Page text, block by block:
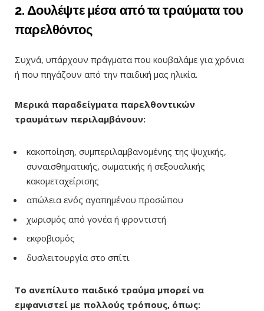
2. Δουλέψτε μέσα από τα τραύματα του
παρελθόντος
Συχνά, υπάρχουν πράγματα που κουβαλάμε για χρόνια
ή που πηγάζουν από την παιδική μας ηλικία.
Μερικά παραδείγματα παρελθοντικών
τραυμάτων περιλαμβάνουν:
κακοποίηση, συμπεριλαμβανομένης της ψυχικής,
συναισθηματικής, σωματικής ή σεξουαλικής
κακομεταχείρισης
απώλεια ενός αγαπημένου προσώπου
χωρισμός από γονέα ή φροντιστή
εκφοβισμός
δυσλειτουργία στο σπίτι
Το ανεπίλυτο παιδικό τραύμα μπορεί να
εμφανιστεί με πολλούς τρόπους, όπως: